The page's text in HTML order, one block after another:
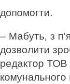
допомогти.
– Мабуть, з
дозволити
редактор ТОВ
комунального